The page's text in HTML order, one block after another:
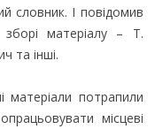
словник. І повідомив
матеріалу – Т.
та інші.
матеріали потрапили
місцеві